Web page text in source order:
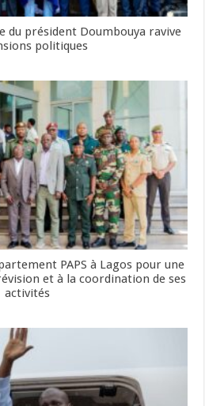
du président Doumbouya ravive
politiques
PAPS à Lagos pour une
et à la coordination de ses
activités